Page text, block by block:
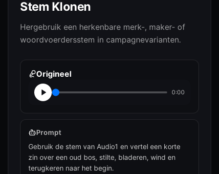
Stem Klonen
Hergebruik een herkenbare merk-, maker- of
woordvoerdersstem in campagnevarianten.
Origineel
0:00
Prompt
Gebruik de stem van Audio1 en vertel een korte
zin over een oud bos, stilte, bladeren, wind en
terugkeren naar het begin.